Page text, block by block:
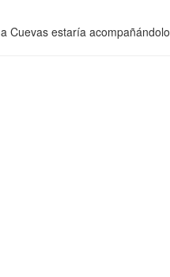
Cuevas estaría acompañándolo